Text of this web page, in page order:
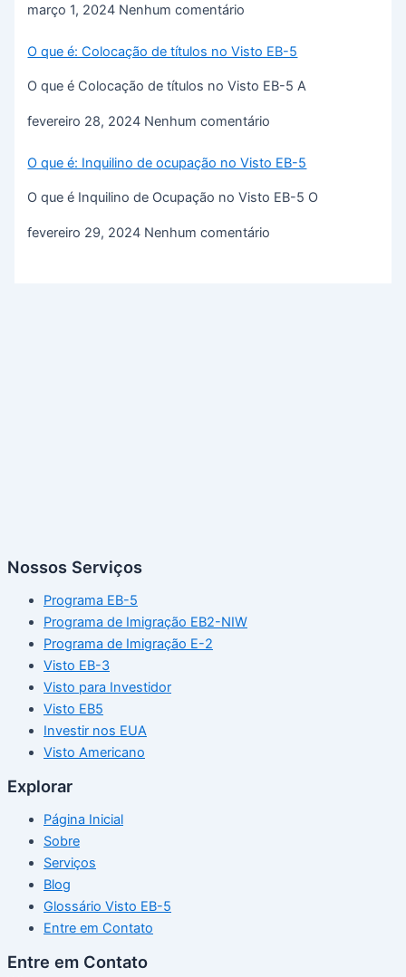
março 1, 2024 Nenhum comentário
O que é: Colocação de títulos no Visto EB-5
O que é Colocação de títulos no Visto EB-5 A
fevereiro 28, 2024 Nenhum comentário
O que é: Inquilino de ocupação no Visto EB-5
O que é Inquilino de Ocupação no Visto EB-5 O
fevereiro 29, 2024 Nenhum comentário
Nossos Serviços
Programa EB-5
Programa de Imigração EB2-NIW
Programa de Imigração E-2
Visto EB-3
Visto para Investidor
Visto EB5
Investir nos EUA
Visto Americano
Explorar
Página Inicial
Sobre
Serviços
Blog
Glossário Visto EB-5
Entre em Contato
Entre em Contato